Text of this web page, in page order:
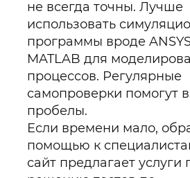
не всегда точны. Лучше
использовать
программы вроде
MATLAB для
процессов. Регулярные
самопроверки помогут
пробелы.
Если времени мало,
помощью к
сайт предлагает услуги